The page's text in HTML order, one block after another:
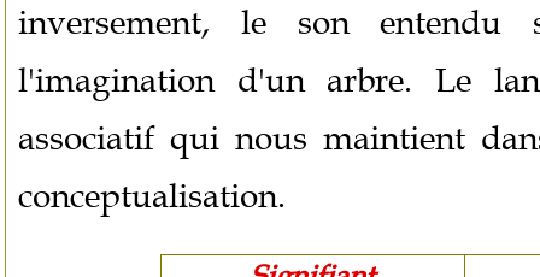
inversement, le son entendu
l'imagination d'un arbre. Le
associatif qui nous maintient
conceptualisation.